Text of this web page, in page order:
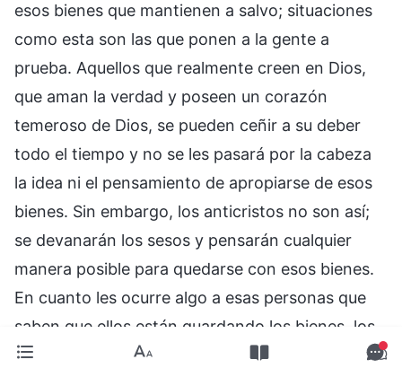
esos bienes que mantienen a salvo; situaciones
como esta son las que ponen a la gente a
prueba. Aquellos que realmente creen en Dios,
que aman la verdad y poseen un corazón
temeroso de Dios, se pueden ceñir a su deber
todo el tiempo y no se les pasará por la cabeza
la idea ni el pensamiento de apropiarse de esos
bienes. Sin embargo, los anticristos no son así;
se devanarán los sesos y pensarán cualquier
manera posible para quedarse con esos bienes.
En cuanto les ocurre algo a esas personas que
saben que ellos están guardando los bienes, los
anticristos se alegran en secreto en su fuero